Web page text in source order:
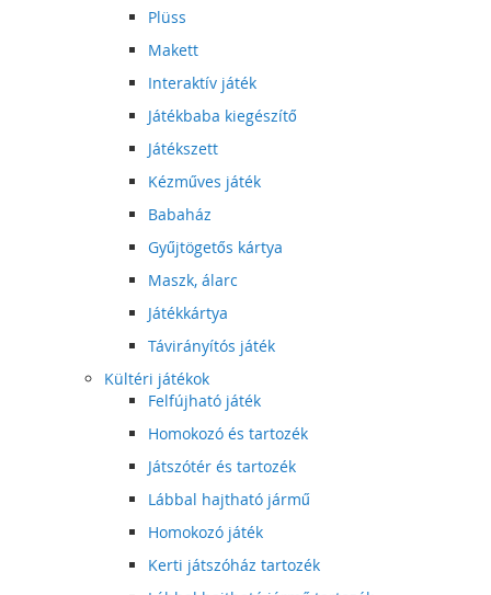
Plüss
Makett
Interaktív játék
Játékbaba kiegészítő
Játékszett
Kézműves játék
Babaház
Gyűjtögetős kártya
Maszk, álarc
Játékkártya
Távirányítós játék
Kültéri játékok
Felfújható játék
Homokozó és tartozék
Játszótér és tartozék
Lábbal hajtható jármű
Homokozó játék
Kerti játszóház tartozék